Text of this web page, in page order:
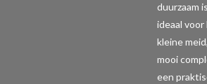
duurzaam
ideaal
kleine
mooi
een